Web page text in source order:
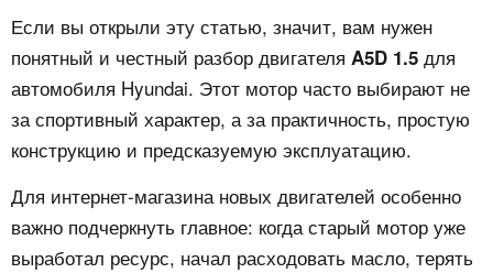
Если вы открыли эту статью, значит, вам нужен
понятный и честный разбор двигателя A5D 1.5 для
автомобиля Hyundai. Этот мотор часто выбирают не
за спортивный характер, а за практичность, простую
конструкцию и предсказуемую эксплуатацию.
Для интернет-магазина новых двигателей особенно
важно подчеркнуть главное: когда старый мотор уже
выработал ресурс, начал расходовать масло, терять